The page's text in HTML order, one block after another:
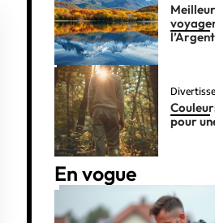
pour
En vogue